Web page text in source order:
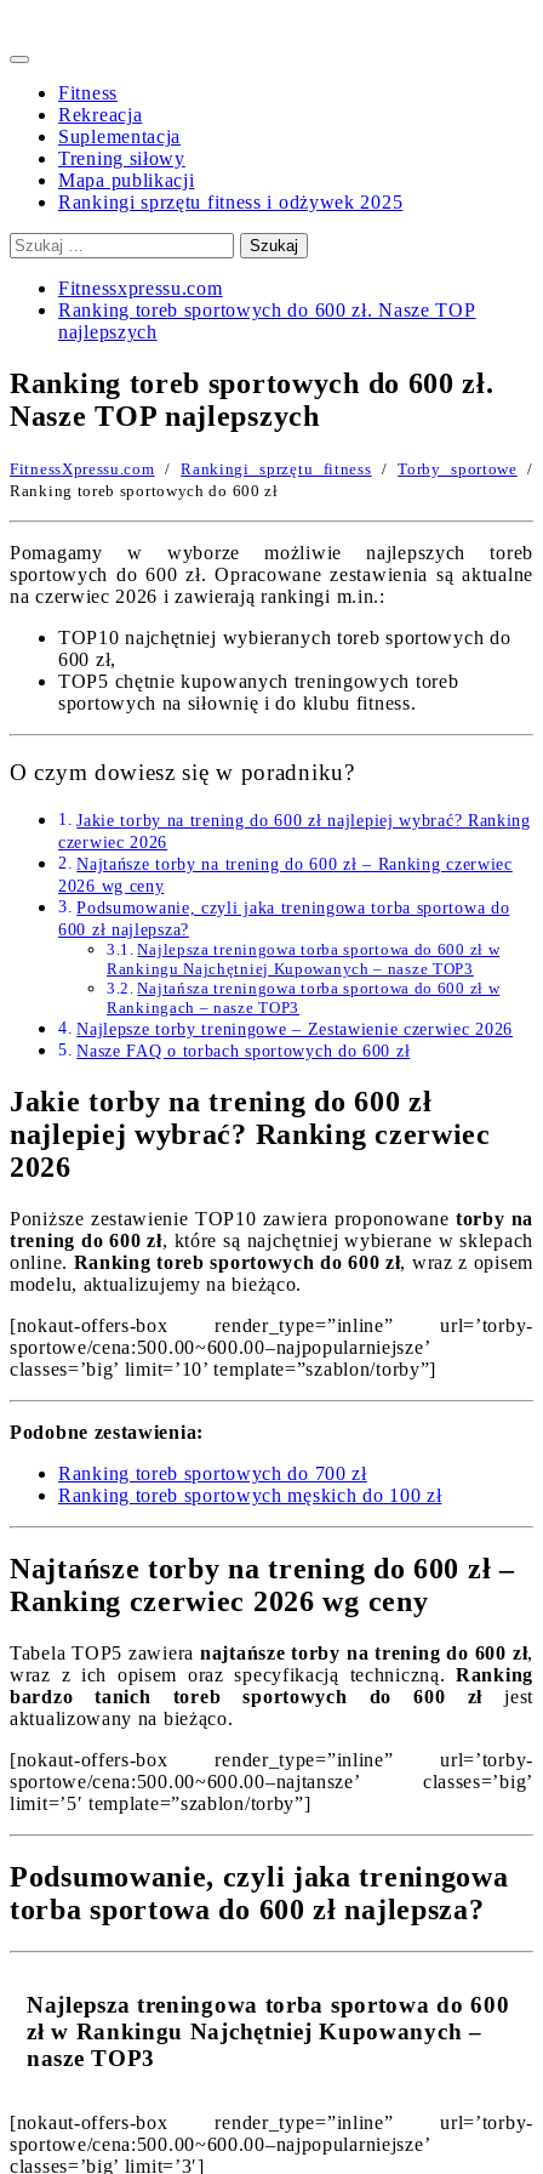
Primary
Fitness
Rekreacja
Suplementacja
Trening siłowy
Mapa publikacji
Rankingi sprzętu fitness i odżywek 2025
Szukaj:
Fitnessxpressu.com
Ranking toreb sportowych do 600 zł. Nasze TOP
najlepszych
Ranking toreb sportowych do 600 zł.
Nasze TOP najlepszych
FitnessXpressu.com /Rankingi sprzętu fitness /Torby sportowe /
Ranking toreb sportowych do 600 zł
Pomagamy w wyborze możliwie najlepszych toreb
sportowych do 600 zł. Opracowane zestawienia są aktualne
na czerwiec 2026 i zawierają rankingi m.in.:
TOP10 najchętniej wybieranych toreb sportowych do
600 zł,
TOP5 chętnie kupowanych treningowych toreb
sportowych na siłownię i do klubu fitness.
O czym dowiesz się w poradniku?
Jakie torby na trening do 600 zł najlepiej wybrać? Ranking
czerwiec 2026
Najtańsze torby na trening do 600 zł – Ranking czerwiec
2026 wg ceny
Podsumowanie, czyli jaka treningowa torba sportowa do
600 zł najlepsza?
Najlepsza treningowa torba sportowa do 600 zł w
Rankingu Najchętniej Kupowanych – nasze TOP3
Najtańsza treningowa torba sportowa do 600 zł w
Rankingach – nasze TOP3
Najlepsze torby treningowe – Zestawienie czerwiec 2026
Nasze FAQ o torbach sportowych do 600 zł
Jakie torby na trening do 600 zł
najlepiej wybrać? Ranking czerwiec
2026
Poniższe zestawienie TOP10 zawiera proponowane torby na
trening do 600 zł, które są najchętniej wybierane w sklepach
online. Ranking toreb sportowych do 600 zł, wraz z opisem
modelu, aktualizujemy na bieżąco.
[nokaut-offers-box render_type=”inline” url=’torby-
sportowe/cena:500.00~600.00–najpopularniejsze’
classes=’big’ limit=’10’ template=”szablon/torby”]
Podobne zestawienia:
Ranking toreb sportowych do 700 zł
Ranking toreb sportowych męskich do 100 zł
Najtańsze torby na trening do 600 zł –
Ranking czerwiec 2026 wg ceny
Tabela TOP5 zawieranajtańsze torby na trening do 600 zł,
wraz z ich opisem oraz specyfikacją techniczną.Ranking
bardzo tanich toreb sportowych do 600 zł jest
aktualizowany na bieżąco.
[nokaut-offers-box render_type=”inline” url=’torby-
sportowe/cena:500.00~600.00–najtansze’ classes=’big’
limit=’5′ template=”szablon/torby”]
Podsumowanie, czyli jaka treningowa
torba sportowa do 600 zł najlepsza?
Najlepsza treningowa torba sportowa do 600
zł w Rankingu Najchętniej Kupowanych –
nasze TOP3
[nokaut-offers-box render_type=”inline” url=’torby-
sportowe/cena:500.00~600.00–najpopularniejsze’
classes=’big’ limit=’3′]